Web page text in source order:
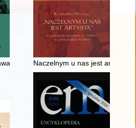
Chopina i początek polskiej
Naczelnym u nas jest artystą".